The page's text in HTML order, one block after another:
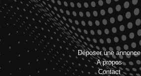
Déposer une annonce
A propos
Contact